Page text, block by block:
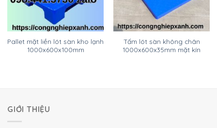
Pallet mặt liền lót sàn kho lạnh
1000x600x100mm
Tấm lót sàn không chân
1000x600x35mm mặt kín
GIỚI THIỆU